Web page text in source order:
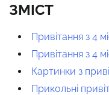
ЗМІСТ
Привітання з 4
Привітання з 4
Картинки з
Прикольні